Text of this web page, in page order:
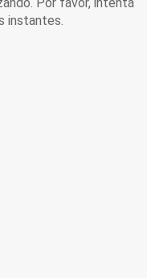
instantes.